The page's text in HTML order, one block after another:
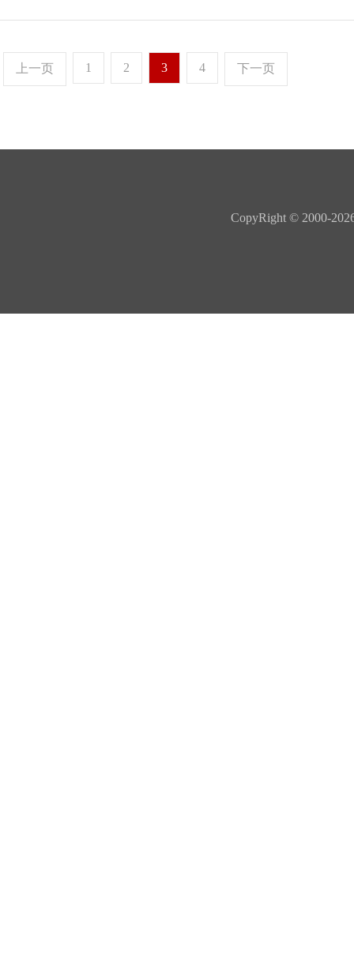
上一页 1 2 3 4 下一页
CopyRight © 2000-